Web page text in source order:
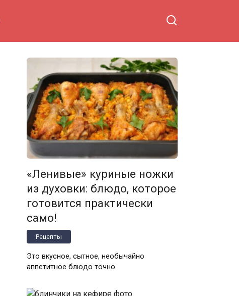
«Ленивые» куриные ножки
из духовки: блюдо, которое
готовится практически
само!
Рецепты
Это вкусное, сытное, необычайно
аппетитное блюдо точно